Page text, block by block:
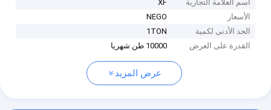
اسم العلامة التجارية
XF
الأسعار
NEGO
الحد الأدنى لكمية
1TON
القدرة على العرض
10000 طن شهريا
عرض المزيد